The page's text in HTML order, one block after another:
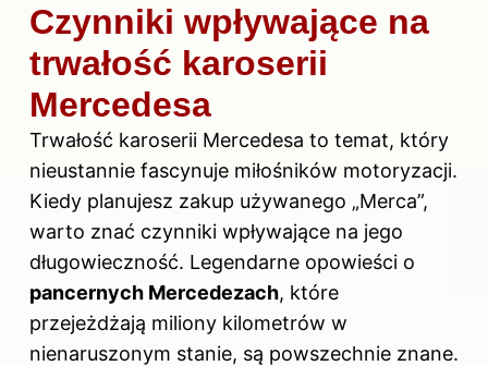
Czynniki wpływające na
trwałość karoserii
Mercedesa
Trwałość karoserii Mercedesa to temat, który
nieustannie fascynuje miłośników motoryzacji.
Kiedy planujesz zakup używanego „Merca”,
warto znać czynniki wpływające na jego
długowieczność. Legendarne opowieści o
pancernych Mercedezach, które
przejeżdżają miliony kilometrów w
nienaruszonym stanie, są powszechnie znane.